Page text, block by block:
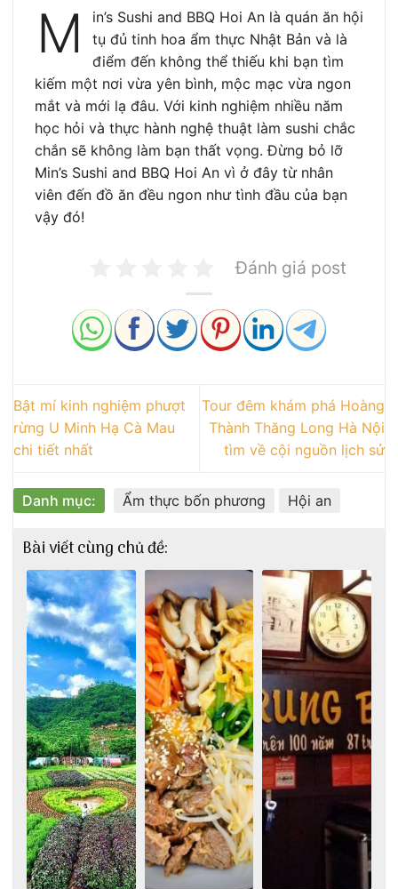
M
in’s Sushi and BBQ Hoi An là quán ăn hội
tụ đủ tinh hoa ẩm thực Nhật Bản và là
điểm đến không thể thiếu khi bạn tìm
kiếm một nơi vừa yên bình, mộc mạc vừa ngon
mắt và mới lạ đâu. Với kinh nghiệm nhiều năm
học hỏi và thực hành nghệ thuật làm sushi chắc
chắn sẽ không làm bạn thất vọng. Đừng bỏ lỡ
Min’s Sushi and BBQ Hoi An vì ở đây từ nhân
viên đến đồ ăn đều ngon như tình đầu của bạn
vậy đó!
Đánh giá post
Bật mí kinh nghiệm phượt
rừng U Minh Hạ Cà Mau
chi tiết nhất
Tour đêm khám phá Hoàng
Thành Thăng Long Hà Nội
tìm về cội nguồn lịch sử
Danh mục: Ẩm thực bốn phương Hội an
Bài viết cùng chủ đề: